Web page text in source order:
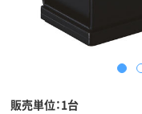
販売単位：1台